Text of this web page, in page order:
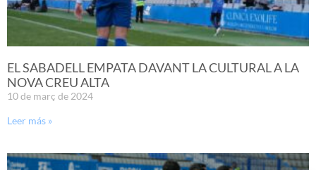
EL SABADELL EMPATA DAVANT LA CULTURAL A LA
NOVA CREU ALTA
10 de març de 2024
Leer más »